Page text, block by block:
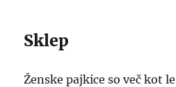
Sklep
Ženske pajkice so več kot